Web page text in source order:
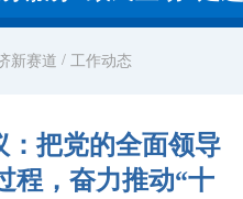
新赛道 / 工作动态
：把党的全面领导
程，奋力推动“十